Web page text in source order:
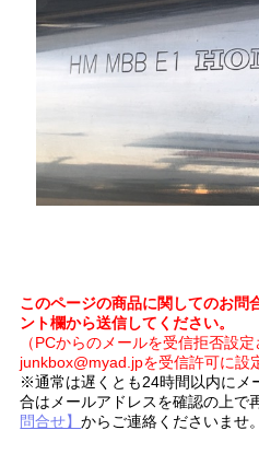
このページの商品に関してのお問
ント欄から送信してください。
（PCからのメールを受信拒否設
junkbox@myad.jpを受信許可に設
※通常は遅くとも24時間以内にメ
合はメールアドレスを確認の上で
問合せ】からご連絡くださいませ。